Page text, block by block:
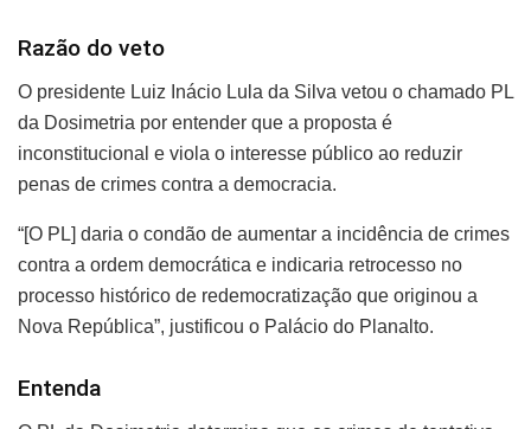
Razão do veto
O presidente Luiz Inácio Lula da Silva vetou o chamado PL
da Dosimetria por entender que a proposta é
inconstitucional e viola o interesse público ao reduzir
penas de crimes contra a democracia.
“[O PL] daria o condão de aumentar a incidência de crimes
contra a ordem democrática e indicaria retrocesso no
processo histórico de redemocratização que originou a
Nova República”, justificou o Palácio do Planalto.
Entenda